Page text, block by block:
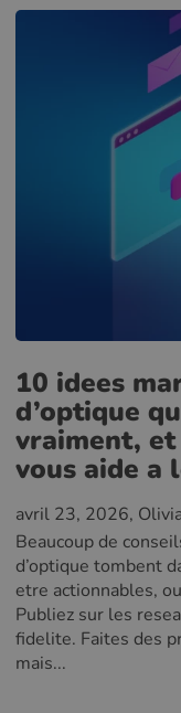
10 idees
d’optique
vraiment, et
vous aide a
avril 23, 2026,
Beaucoup de
d’optique tombent
etre actionnables,
Publiez sur les
fidelite. Faites des
mais...